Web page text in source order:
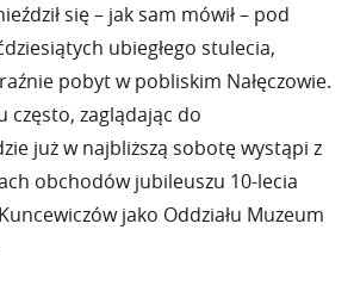
się – jak sam mówił – pod
ubiegłego stulecia,
pobyt w pobliskim Nałęczowie.
często, zaglądając do
już w najbliższą sobotę wystąpi z
obchodów jubileuszu 10-lecia
jako Oddziału Muzeum